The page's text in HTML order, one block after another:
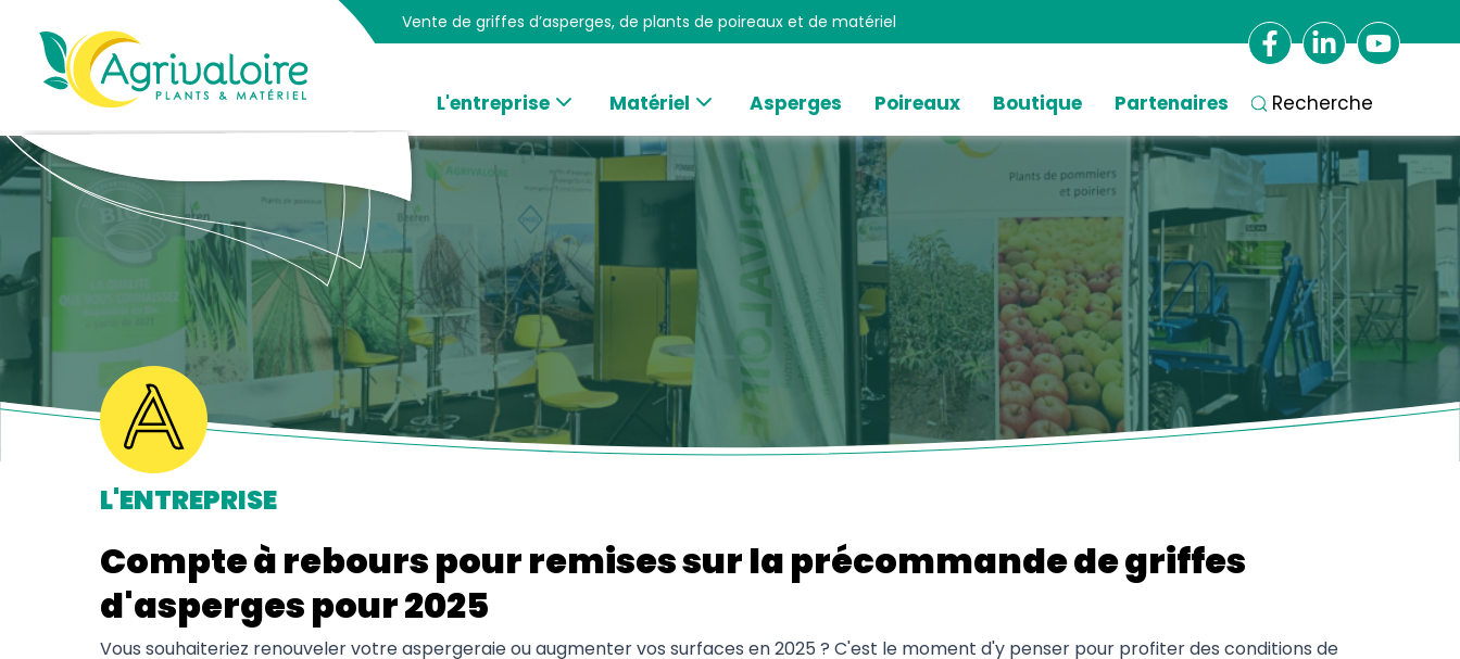
Vente de griffes d’asperges, de plants de poireaux et de matériel
L'entreprise Matériel Asperges Poireaux Boutique Partenaires Recherche
L'ENTREPRISE
Compte à rebours pour remises sur la précommande de griffes
d'asperges pour 2025
Vous souhaiteriez renouveler votre aspergeraie ou augmenter vos surfaces en 2025 ? C'est le moment d'y penser pour profiter des conditions de